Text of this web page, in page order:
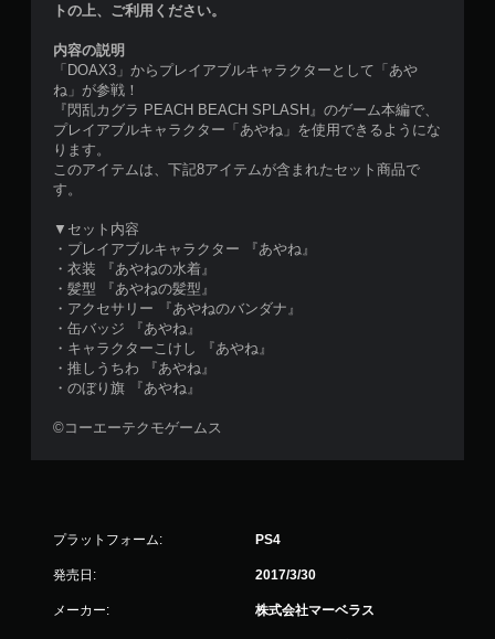
トの上、ご利用ください。
内容の説明
「DOAX3」からプレイアブルキャラクターとして「あや
ね」が参戦！
『閃乱カグラ PEACH BEACH SPLASH』のゲーム本編で、
プレイアブルキャラクター「あやね」を使用できるようにな
ります。
このアイテムは、下記8アイテムが含まれたセット商品で
す。
▼セット内容
・プレイアブルキャラクター 『あやね』
・衣装 『あやねの水着』
・髪型 『あやねの髪型』
・アクセサリー 『あやねのバンダナ』
・缶バッジ 『あやね』
・キャラクターこけし 『あやね』
・推しうちわ 『あやね』
・のぼり旗 『あやね』
©コーエーテクモゲームス
プラットフォーム: PS4
発売日: 2017/3/30
メーカー: 株式会社マーベラス